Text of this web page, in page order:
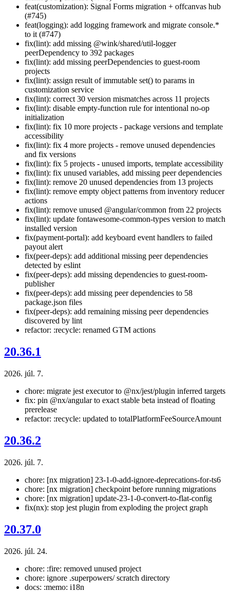
feat(customization): Signal Forms migration + offcanvas hub
(#745)
feat(logging): add logging framework and migrate console.*
to it (#747)
fix(lint): add missing @wink/shared/util-logger
peerDependency to 392 packages
fix(lint): add missing peerDependencies to guest-room
projects
fix(lint): assign result of immutable set() to params in
customization service
fix(lint): correct 30 version mismatches across 11 projects
fix(lint): disable empty-function rule for intentional no-op
initialization
fix(lint): fix 10 more projects - package versions and template
accessibility
fix(lint): fix 4 more projects - remove unused dependencies
and fix versions
fix(lint): fix 5 projects - unused imports, template accessibility
fix(lint): fix unused variables, add missing peer dependencies
fix(lint): remove 20 unused dependencies from 13 projects
fix(lint): remove empty object patterns from inventory reducer
actions
fix(lint): remove unused @angular/common from 22 projects
fix(lint): update fontawesome-common-types version to match
installed version
fix(payment-portal): add keyboard event handlers to failed
payout alert
fix(peer-deps): add additional missing peer dependencies
detected by eslint
fix(peer-deps): add missing dependencies to guest-room-
publisher
fix(peer-deps): add missing peer dependencies to 58
package.json files
fix(peer-deps): add remaining missing peer dependencies
discovered by lint
refactor: :recycle: renamed GTM actions
20.36.1
2026. júl. 7.
chore: migrate jest executor to @nx/jest/plugin inferred targets
fix: pin @nx/angular to exact stable beta instead of floating
prerelease
refactor: :recycle: updated to totalPlatformFeeSourceAmount
20.36.2
2026. júl. 7.
chore: [nx migration] 23-1-0-add-ignore-deprecations-for-ts6
chore: [nx migration] checkpoint before running migrations
chore: [nx migration] update-23-1-0-convert-to-flat-config
fix(nx): stop jest plugin from exploding the project graph
20.37.0
2026. júl. 24.
chore: :fire: removed unused project
chore: ignore .superpowers/ scratch directory
docs: :memo: i18n